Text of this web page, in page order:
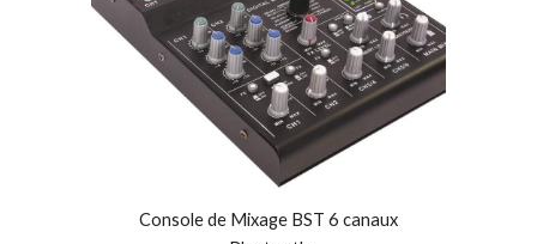
Console de Mixage BST 6 canaux